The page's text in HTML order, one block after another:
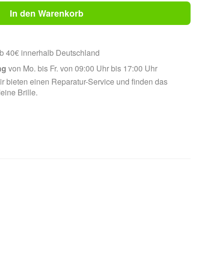
In den Warenkorb
40€ innerhalb Deutschland
von Mo. bis Fr. von 09:00 Uhr bis 17:00 Uhr
bieten einen Reparatur-Service und finden das
Brille.